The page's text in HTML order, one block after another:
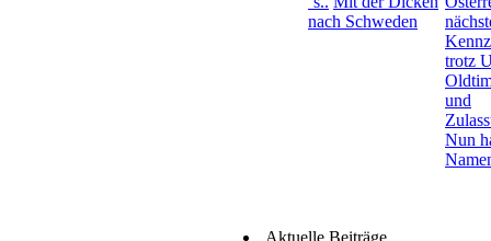
nach Schweden
trotz
und
Nun
Aktuelle Beiträge